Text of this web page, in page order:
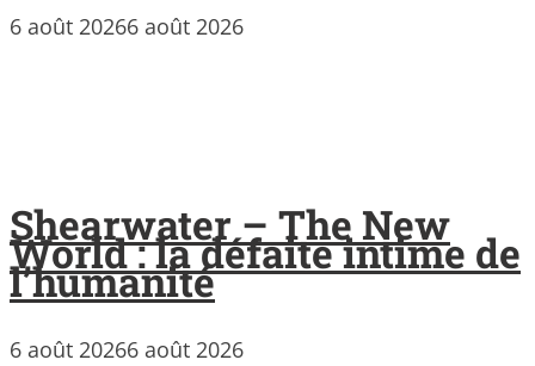
6 août 20266 août 2026
Shearwater – The New
World : la défaite intime de
l’humanité
6 août 20266 août 2026